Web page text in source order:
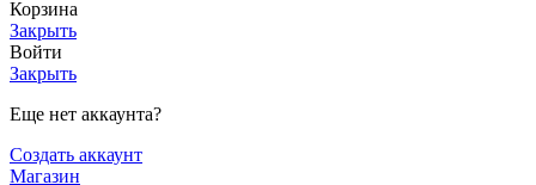
Корзина
Закрыть
Войти
Закрыть
Еще нет аккаунта?
Создать аккаунт
Магазин